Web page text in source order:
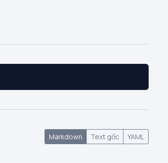
Markdown Text gốc YAML